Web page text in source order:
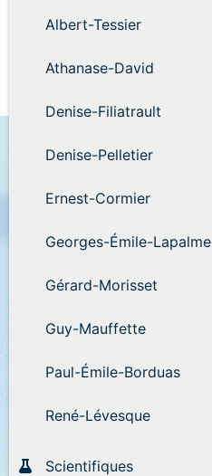
Albert-Tessier
Athanase-David
Denise-Filiatrault
Denise-Pelletier
Ernest-Cormier
Georges-Émile-Lapalme
Gérard-Morisset
Guy-Mauffette
Paul-Émile-Borduas
René-Lévesque
Scientifiques